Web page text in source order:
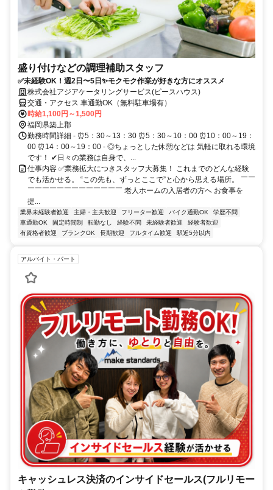
盛り付けなどの調理補助スタッフ
✅未経験OK！週2日〜5日✨モクモク作業が好きな方にオススメ
株式会社アジアケータリングサービス(ピースハウス)
交通・アクセス 車通勤OK（無料駐車場有）
時給1,100円～1,500円
福岡県築上郡
勤務時間詳細 - ⏰5：30～13：30 ⏰5：30～10：00 ⏰10：00～19：
00 ⏰14：00～19：00 - ◎ちょっとした休憩などは 気軽に取れる環境
です！ ✔︎日々の業務は自身で、...
仕事内容 ✅業務拡大につきスタッフ大募集！ これまでのどんな経験
でも活かせる。 “この先も、ずっとここで”と心から思える場所。 ￣￣
￣￣￣￣￣￣￣￣￣￣￣￣￣ 老人ホームの入居者の方へ お食事を
提...
業界未経験者歓迎 主婦・主夫歓迎 フリーター歓迎 バイク通勤OK
学歴不問
車通勤OK
固定時間制 転勤なし 経験不問 未経験者歓迎
経験者歓迎
有資格者歓迎
ブランクOK 長期歓迎 フルタイム歓迎 駅近5分以内
アルバイト・パート
キャッシュレス決済のインサイドセールス(フルリモー